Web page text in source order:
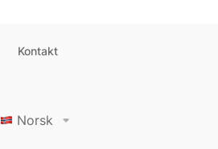
Kontakt
Norsk